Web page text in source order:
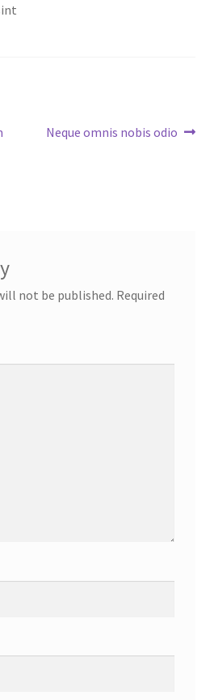
Next
Neque omnis nobis odio
not be published. Required